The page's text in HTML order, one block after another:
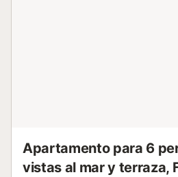
Apartamento para 6
vistas al mar y terraza,